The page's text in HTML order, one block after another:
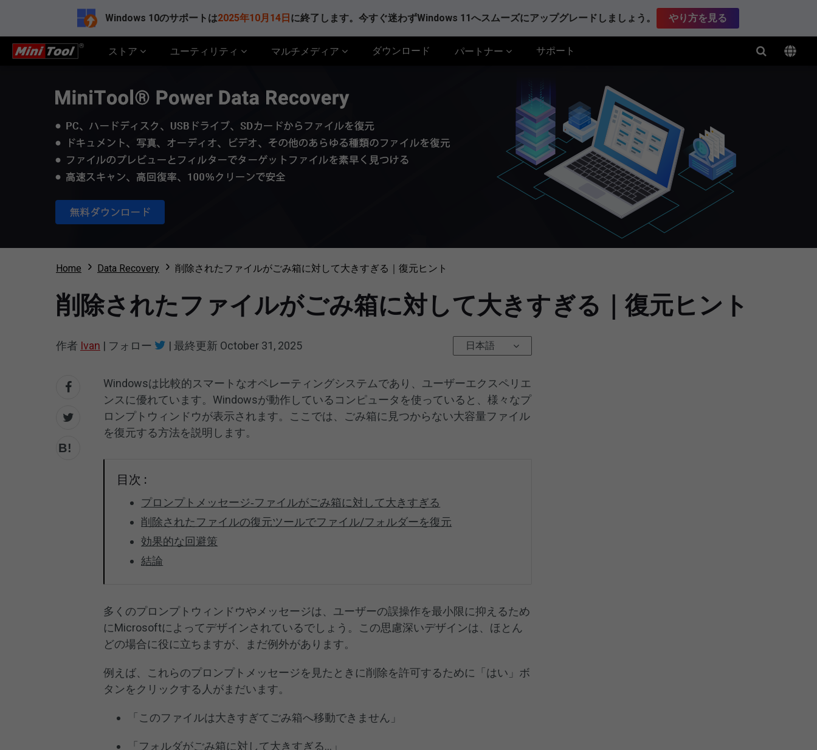
Windows 10のサポートは2025年10月14日 に終了します。今すぐ迷わずWindows 11へスムーズにアップグレードしましょう。 やり方を見る
ストア ユーティリティ マルチメディア ダウンロード パートナー サポート
Home Data Recovery 削除されたファイルがごみ箱に対して大きすぎる｜復元ヒント
削除されたファイルがごみ箱に対して大きすぎる｜復元ヒント
作者 Ivan | フォロー | 最終更新 October 31, 2025 日本語
Windowsは比較的スマートなオペレーティングシステムであり、ユーザーエクスペリエ
ンスに優れています。Windowsが動作しているコンピュータを使っていると、様々なプ
ロンプトウィンドウが表示されます。ここでは、ごみ箱に見つからない大容量ファイル
を復元する方法を説明します。
目次 :
プロンプトメッセージ‐ファイルがごみ箱に対して大きすぎる
削除されたファイルの復元ツールでファイル/フォルダーを復元
効果的な回避策
結論
多くのプロンプトウィンドウやメッセージは、ユーザーの誤操作を最小限に抑えるため
にMicrosoftによってデザインされているでしょう。この思慮深いデザインは、ほとん
どの場合に役に立ちますが、まだ例外があります。
例えば、これらのプロンプトメッセージを見たときに削除を許可するために「はい」ボ
タンをクリックする人がまだいます。
「このファイルは大きすぎてごみ箱へ移動できません」
「フォルダがごみ箱に対して大きすぎる…」